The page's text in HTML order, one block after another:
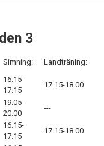
3
Simning: Landträning:
16.15-
17.15
17.15-18.00
19.05-
20.00
---
16.15-
17.15
17.15-18.00